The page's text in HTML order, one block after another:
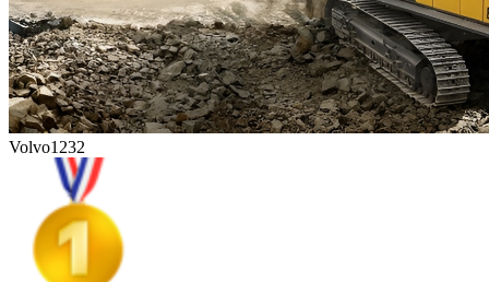
Volvo1232